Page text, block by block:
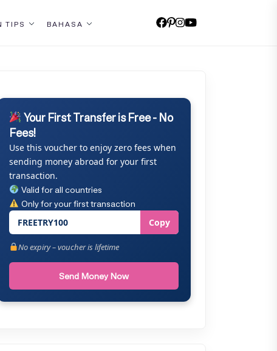
TIPS BAHASA
Your First Transfer is Free - No
Fees!
Use this voucher to enjoy zero fees when
sending money abroad for your first
transaction.
Valid for all countries
Only for your first transaction
FREETRY100 Copy
No expiry – voucher is lifetime
Send Money Now